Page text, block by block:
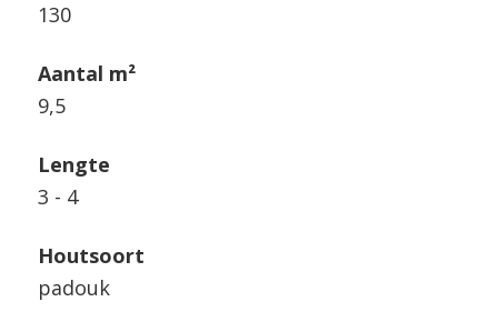
130
Aantal m²
9,5
Lengte
3 - 4
Houtsoort
padouk